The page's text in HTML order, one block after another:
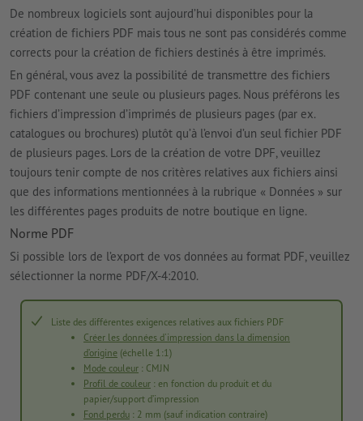
De nombreux logiciels sont aujourd’hui disponibles pour la
création de fichiers PDF mais tous ne sont pas considérés comme
corrects pour la création de fichiers destinés à être imprimés.
En général, vous avez la possibilité de transmettre des fichiers
PDF contenant une seule ou plusieurs pages. Nous préférons les
fichiers d’impression d’imprimés de plusieurs pages (par ex.
catalogues ou brochures) plutôt qu’à l’envoi d’un seul fichier PDF
de plusieurs pages. Lors de la création de votre DPF, veuillez
toujours tenir compte de nos critères relatives aux fichiers ainsi
que des informations mentionnées à la rubrique « Données » sur
les différentes pages produits de notre boutique en ligne.
Norme PDF
Si possible lors de l’export de vos données au format PDF, veuillez
sélectionner la norme PDF/X-4:2010.
Liste des différentes exigences relatives aux fichiers PDF
Créer les données d'impression dans la dimension
d’origine (échelle 1:1)
Mode couleur : CMJN
Profil de couleur : en fonction du produit et du
papier/support d’impression
Fond perdu : 2 mm (sauf indication contraire)